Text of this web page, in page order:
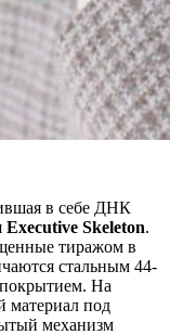
в себе ДНК
Skeleton.
тиражом в
стальным 44-
На
материал под
механизм